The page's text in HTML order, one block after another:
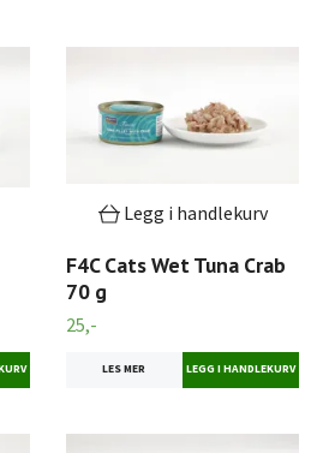
Legg i handlekurv
F4C Cats Wet Tuna Crab
70 g
25,-
LES MER